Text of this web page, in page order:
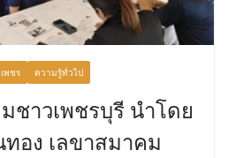
พชร ความรู้ทั่วไป
ชาวเพชรบุรี นําโดย
อง เลขาสมาคม